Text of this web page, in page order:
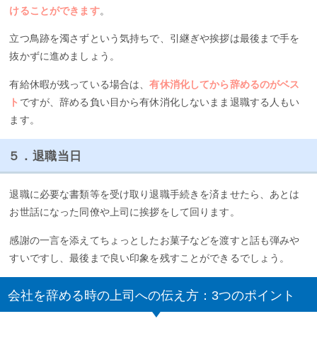
けることができます。
立つ鳥跡を濁さずという気持ちで、引継ぎや挨拶は最後まで手を
抜かずに進めましょう。
有給休暇が残っている場合は、有休消化してから辞めるのがベス
ト ですが、辞める負い目から有休消化しないまま退職する人もい
ます。
５．退職当日
退職に必要な書類等を受け取り退職手続きを済ませたら、あとは
お世話になった同僚や上司に挨拶をして回ります。
感謝の一言を添えてちょっとしたお菓子などを渡すと話も弾みや
すいですし、最後まで良い印象を残すことができるでしょう。
会社を辞める時の上司への伝え方：3つのポイント